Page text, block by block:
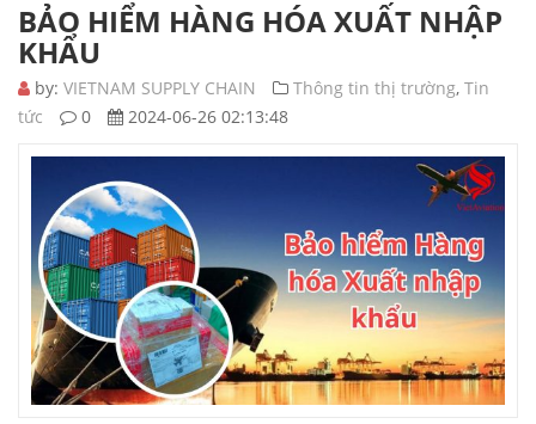
BẢO HIỂM HÀNG HÓA XUẤT NHẬP
KHẨU
by: VIETNAM SUPPLY CHAIN Thông tin thị trường, Tin
tức
0 2024-06-26 02:13:48